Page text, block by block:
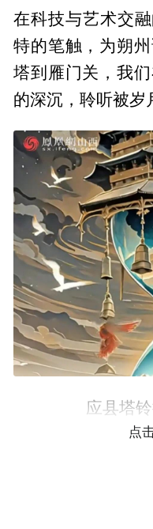
在科技与艺术交融
特的笔触，为朔
塔到雁门关，我
的深沉，聆听被岁
应县塔
点